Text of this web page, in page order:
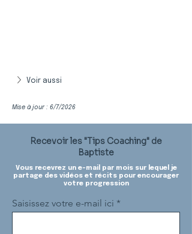
Voir aussi
Mise à jour : 6/7/2026
Recevoir les "Tips Coaching" de
Baptiste
Vous recevrez un e-mail par mois sur lequel je
partage des vidéos et récits pour encourager
votre progression
Saisissez votre e-mail ici